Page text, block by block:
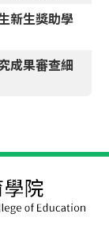
新生獎助學
成果審查細